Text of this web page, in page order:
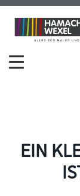
Zum
Inhalt
Zum
Navigationsmenü
EIN